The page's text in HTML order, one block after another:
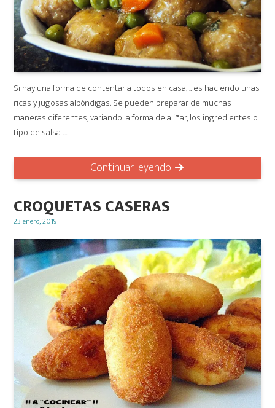
Si hay una forma de contentar a todos en casa, .. es haciendo unas
ricas y jugosas albóndigas. Se pueden preparar de muchas
maneras diferentes, variando la forma de aliñar, los ingredientes o
tipo de salsa …
Continuar leyendo
CROQUETAS CASERAS
Posted
23 enero, 2019